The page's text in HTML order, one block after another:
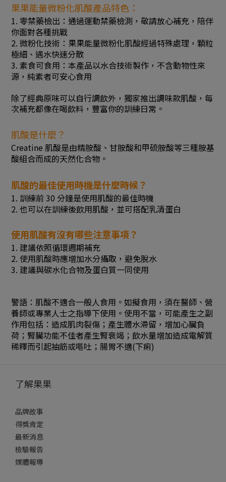
果果能量微粉化肌酸產品特色：
1. 零禁藥檢出：通過運動禁藥檢測，敬請放心補充，陪伴
你面對各種挑戰
2. 微粉化技術：果果能量微粉化肌酸經過特殊處理，顆粒
極細、遇水快速分散
3. 素食可食用：本產品以水合技術製作，不含動物性來
源，純素者可安心食用
除了經典原味可以自行調飲外，獨家推出調味款肌酸，每
次補充都像在喝飲料，豐富你的訓練日常。
肌酸是什麼？
Creatine 肌酸是由精胺酸、甘胺酸和甲硫胺酸等三種胺基
酸組合而成的天然化合物。
肌酸的最佳使用時機是什麼時候？
1. 訓練前 30 分鐘是使用肌酸的最佳時機
2. 也可以在訓練後飲用肌酸，並可搭配乳清蛋白
使用肌酸有沒有哪些注意事項？
1. 建議依照循環週期補充
2. 使用肌酸時應增加水分攝取，避免脫水
3. 建議與碳水化合物及蛋白質一同使用
警語：肌酸不適合一般人食用。如擬食用，須在醫師、營
養師或專業人士之指導下使用。使用不當，可能產生之副
作用包括：造成肌肉裂傷；產生體水滯留，增加心臟負
荷；腎臟功能不佳者產生腎衰竭；飲水量增加造成電解質
稀釋而引起抽筋或嘔吐；腸胃不適(下痢)
了解果果
品牌故事
得獎肯定
最新消息
檢驗報告
媒體報導